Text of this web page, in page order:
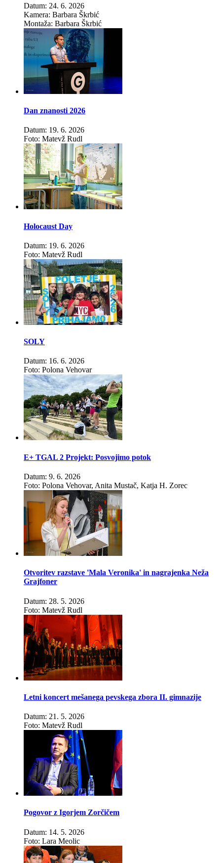
Datum: 24. 6. 2026
Kamera: Barbara Škrbić
Montaža: Barbara Škrbić
Dan znanosti 2026
Datum: 19. 6. 2026
Foto: Matevž Rudl
Holocaust Day
Datum: 19. 6. 2026
Foto: Matevž Rudl
SOLY
Datum: 16. 6. 2026
Foto: Polona Vehovar
E+ TGAL 2 Projekt: Posvojimo potok
Datum: 9. 6. 2026
Foto: Polona Vehovar, Anita Mustač, Katja H. Zorec
Otvoritev razstave 'Mala Veronika' in nagrajenka Neža
Grajfoner
Datum: 28. 5. 2026
Foto: Matevž Rudl
Letni koncert mešanega pevskega zbora II. gimnazije
Datum: 21. 5. 2026
Foto: Matevž Rudl
Pogovor z Igorjem Zorčičem
Datum: 14. 5. 2026
Foto: Lara Meolic